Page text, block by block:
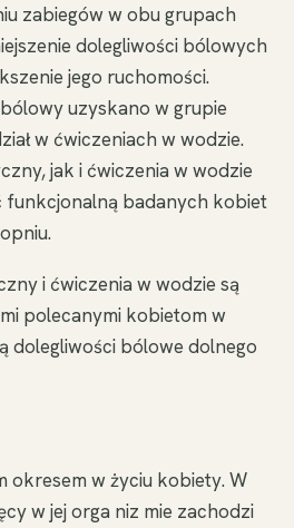
zabiegów w obu grupach
dolegliwości bólowych
jego ruchomości.
uzyskano w grupie
w ćwiczeniach w wodzie.
jak i ćwiczenia w wodzie
funkcjonalną badanych kobiet
i ćwiczenia w wodzie są
polecanymi kobietom w
dolegliwości bólowe dolnego
okresem w życiu kobiety. W
w jej orga niz mie zachodzi